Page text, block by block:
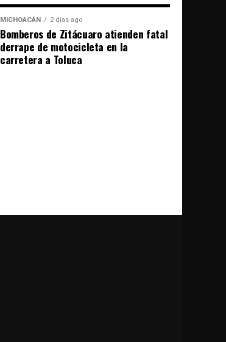
MICHOACÁN 2 días ago
Bomberos de Zitácuaro atienden fatal
derrape de motocicleta en la
carretera a Toluca